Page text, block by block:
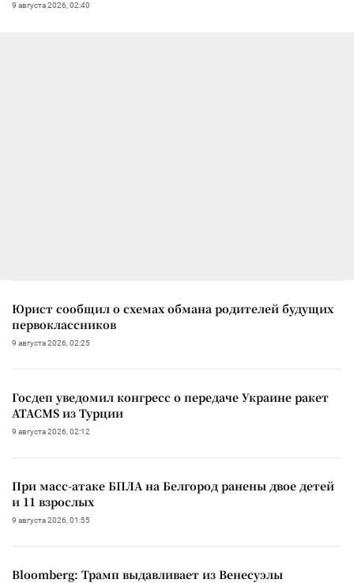
9 августа 2026, 02:40
Юрист сообщил о схемах обмана родителей будущих
первоклассников
9 августа 2026, 02:25
Госдеп уведомил конгресс о передаче Украине ракет
ATACMS из Турции
9 августа 2026, 02:12
При масс-атаке БПЛА на Белгород ранены двое детей
и 11 взрослых
9 августа 2026, 01:55
Bloomberg: Трамп выдавливает из Венесуэлы